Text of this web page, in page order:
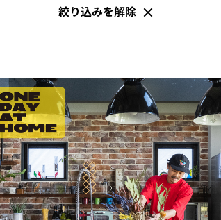
絞り込みを解除